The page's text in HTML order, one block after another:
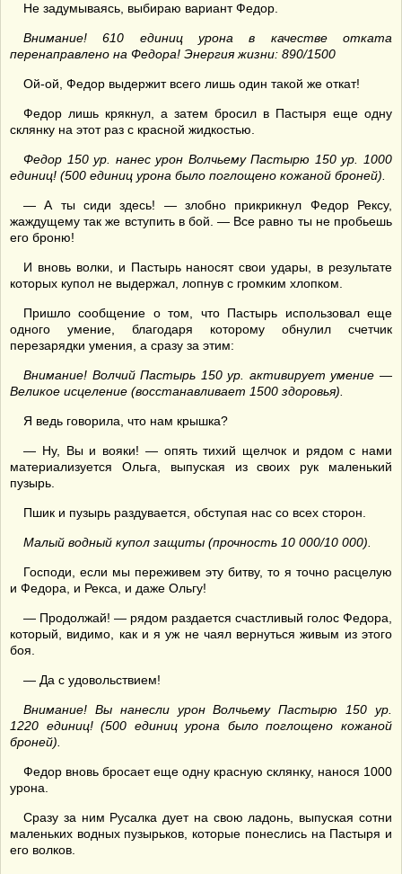
Не задумываясь, выбираю вариант Федор.
Внимание! 610 единиц урона в качестве отката
перенаправлено на Федора! Энергия жизни: 890/1500
Ой-ой, Федор выдержит всего лишь один такой же откат!
Федор лишь крякнул, а затем бросил в Пастыря еще одну
склянку на этот раз с красной жидкостью.
Федор 150 ур. нанес урон Волчьему Пастырю 150 ур. 1000
единиц! (500 единиц урона было поглощено кожаной броней).
— А ты сиди здесь! — злобно прикрикнул Федор Рексу,
жаждущему так же вступить в бой. — Все равно ты не пробьешь
его броню!
И вновь волки, и Пастырь наносят свои удары, в результате
которых купол не выдержал, лопнув с громким хлопком.
Пришло сообщение о том, что Пастырь использовал еще
одного умение, благодаря которому обнулил счетчик
перезарядки умения, а сразу за этим:
Внимание! Волчий Пастырь 150 ур. активирует умение —
Великое исцеление (восстанавливает 1500 здоровья).
Я ведь говорила, что нам крышка?
— Ну, Вы и вояки! — опять тихий щелчок и рядом с нами
материализуется Ольга, выпуская из своих рук маленький
пузырь.
Пшик и пузырь раздувается, обступая нас со всех сторон.
Малый водный купол защиты (прочность 10 000/10 000).
Господи, если мы переживем эту битву, то я точно расцелую
и Федора, и Рекса, и даже Ольгу!
— Продолжай! — рядом раздается счастливый голос Федора,
который, видимо, как и я уж не чаял вернуться живым из этого
боя.
— Да с удовольствием!
Внимание! Вы нанесли урон Волчьему Пастырю 150 ур.
1220 единиц! (500 единиц урона было поглощено кожаной
броней).
Федор вновь бросает еще одну красную склянку, нанося 1000
урона.
Сразу за ним Русалка дует на свою ладонь, выпуская сотни
маленьких водных пузырьков, которые понеслись на Пастыря и
его волков.